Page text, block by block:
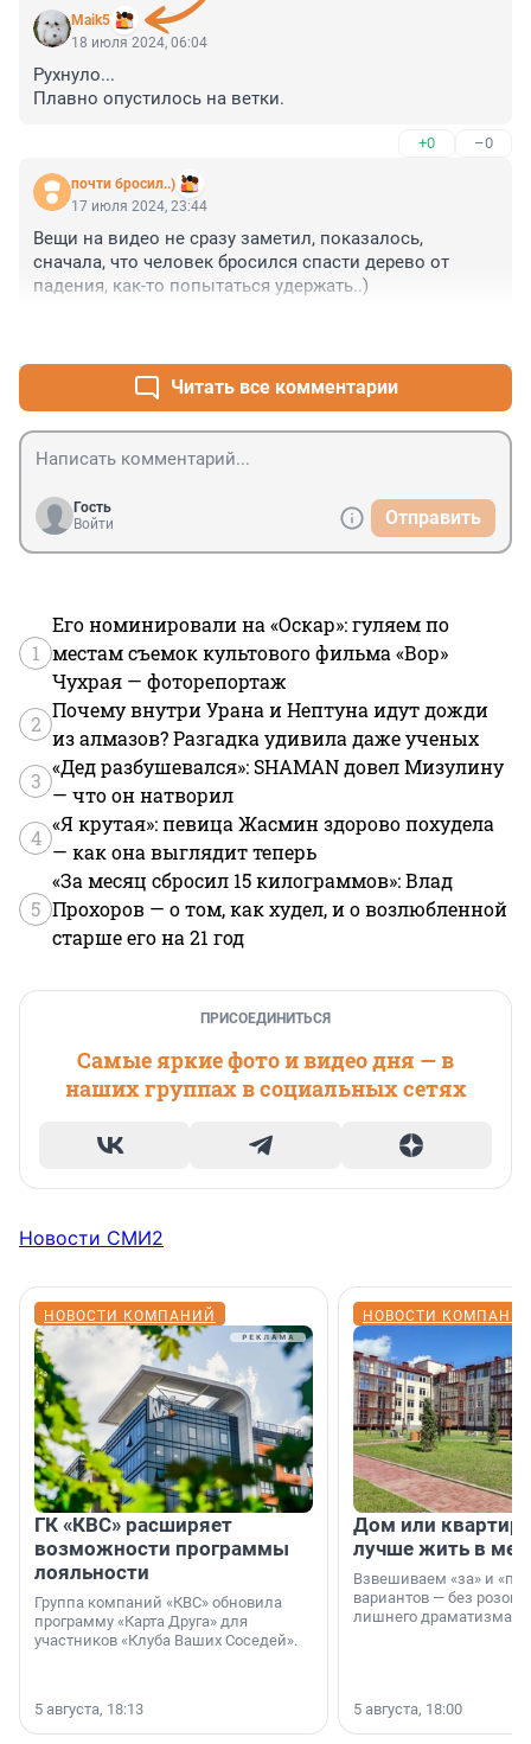
Maik5
18 июля 2024, 06:04
Рухнуло...
Плавно опустилось на ветки.
+0 –0
почти бросил..)
17 июля 2024, 23:44
Вещи на видео не сразу заметил, показалось,
сначала, что человек бросился спасти дерево от
падения, как-то попытаться удержать..)
Читать все комментарии
Гость
Войти
Отправить
1
Его номинировали на «Оскар»: гуляем по
местам съемок культового фильма «Вор»
Чухрая — фоторепортаж
2
Почему внутри Урана и Нептуна идут дожди
из алмазов? Разгадка удивила даже ученых
3
«Дед разбушевался»: SHAMAN довел Мизулину
— что он натворил
4
«Я крутая»: певица Жасмин здорово похудела
— как она выглядит теперь
5
«За месяц сбросил 15 килограммов»: Влад
Прохоров — о том, как худел, и о возлюбленной
старше его на 21 год
ПРИСОЕДИНИТЬСЯ
Самые яркие фото и видео дня — в
наших группах в социальных сетях
Новости СМИ2
НОВОСТИ КОМПАНИЙ
ГК «КВС» расширяет
возможности программы
лояльности
Группа компаний «КВС» обновила
программу «Карта Друга» для
участников «Клуба Ваших Соседей».
5 августа, 18:13
НОВОСТИ
Дом или
лучше жить в
Взвешиваем «за» и
вариантов — без
лишнего драматизма.
5 августа, 18:00